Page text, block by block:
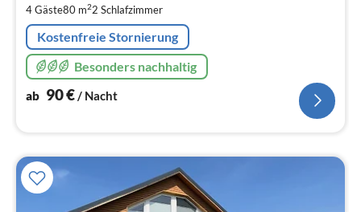
4 Gäste80 m22 Schlafzimmer
Kostenfreie Stornierung
Besonders nachhaltig
ab 90€/ Nacht